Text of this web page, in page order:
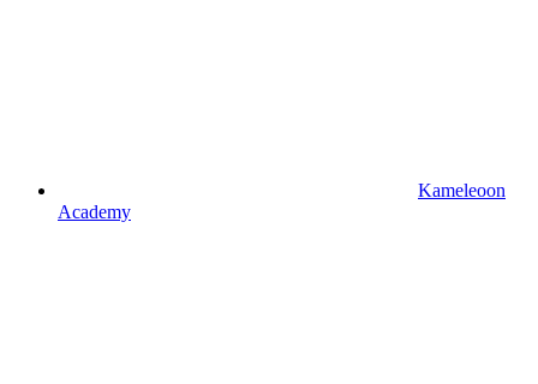
Kameleoon
Academy